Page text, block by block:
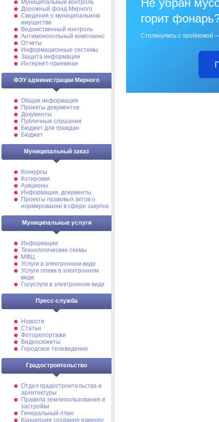
Муниципальный контроль
Дорожный фонд Мирного
Cведения о муниципальном
имуществе
Ведомственный контроль
Антимонопольный комплаенс
Отчеты
Информационные системы
Защита информации
Интернет-приемная
ФЭУ администрации Мирного
Общая информация
Проекты документов
Документы
Публичные слушания
Бюджет для граждан
Бюджет
Муниципальный заказ
Конкурсы
Котировки
Аукционы
Информация, документы
Проекты правовых актов о
нормировании в сфере закупок
Муниципальные услуги
Информация
Технологические схемы
МФЦ
Услуги в электронном виде
Услуги опеки в электронном
виде
Госуслуги в электронном виде
Пресс-служба
Новости
Статьи
Фоторепортажи
Видеосюжеты
Городское телевидение
Градостроительство
Отдел градостроительства и
архитектуры
Правила землепользования и
застройки
Генеральный план
Концепция создания единого
горит
Столкнулись с проблемой